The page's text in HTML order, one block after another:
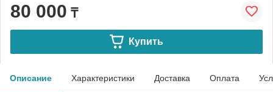
80 000 ₸
Купить
Описание Характеристики Доставка Оплата